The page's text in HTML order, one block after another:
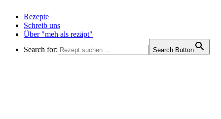
Rezepte
Schreib uns
Über "meh als rezäpt"
Search for:
Search Button